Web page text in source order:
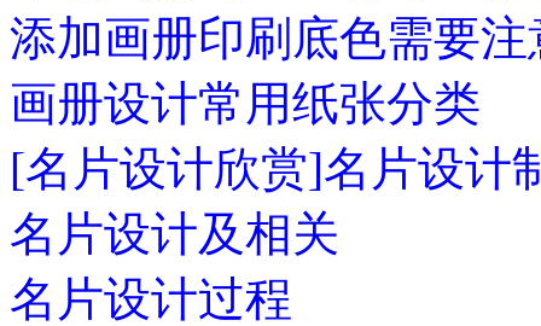
添加画册印刷底色需要
画册设计常用纸张分类
[名片设计欣赏]名片设计
名片设计及相关
名片设计过程